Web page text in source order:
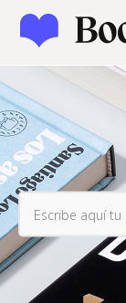
Búsqueda